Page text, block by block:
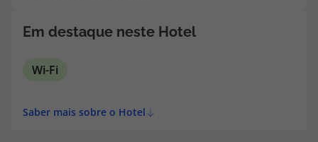
Em destaque neste Hotel
Wi-Fi
Saber mais sobre o Hotel